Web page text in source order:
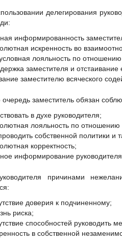
делегирования
информированность
искренность во
лояльность по
заместителя и отстаивание
заместителю всяческого
заместитель обязан
в духе руководителя;
лояльность по отношению
собственной политики и
корректность;
информирование руководителя.
причинами
доверия к подчиненному;
риска;
способностей руководить
в собственной